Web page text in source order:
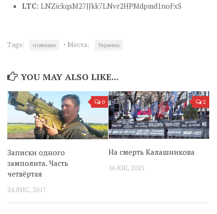
LTC: LNZickqsM27JJkk7LNvr2HPMdpmd1noFxS
Tags: полиция · Места: Украина
YOU MAY ALSO LIKE...
0
Записки одного
замполита. Часть
четвёртая
24 ЛИС, 2017
2
На смерть Калашникова
16 КВІ, 2015